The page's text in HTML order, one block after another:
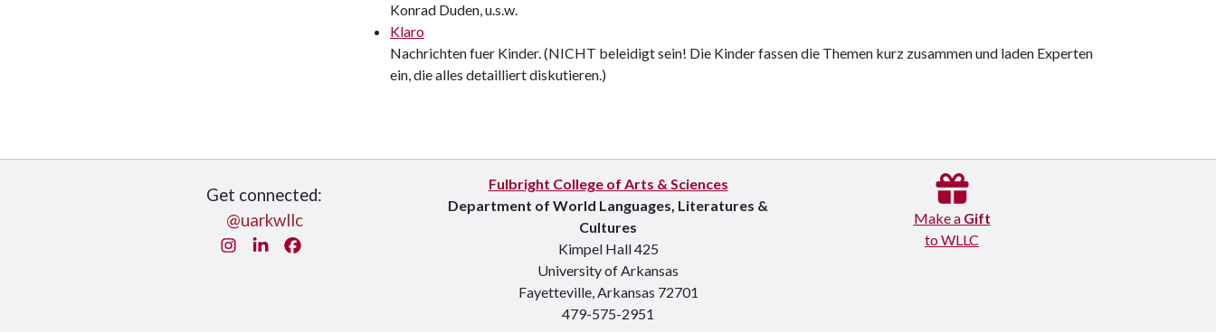
Konrad Duden, u.s.w.
Klaro
Nachrichten fuer Kinder. (NICHT beleidigt sein! Die Kinder fassen die Themen kurz zusammen und laden Experten
ein, die alles detailliert diskutieren.)
Get connected:
@uarkwllc
Instagram
LinkedIn
Fulbright College of Arts & Sciences
Department of World Languages, Literatures &
Cultures
Kimpel Hall 425
University of Arkansas
Fayetteville, Arkansas 72701
479-575-2951
Make a Gift
to WLLC